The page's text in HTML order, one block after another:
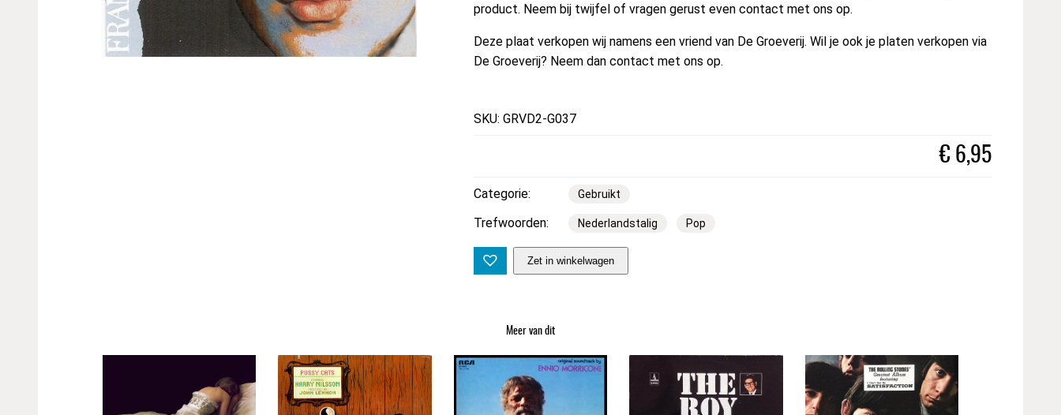
product. Neem bij twijfel of vragen gerust even contact met ons op.
Deze plaat verkopen wij namens een vriend van De Groeverij. Wil je ook je platen verkopen via
De Groeverij? Neem dan contact met ons op.
SKU: GRVD2-G037
€ 6,95
Categorie: Gebruikt
Trefwoorden: Nederlandstalig Pop
r
B
o
e
Zet in winkelwagen
Meer van dit